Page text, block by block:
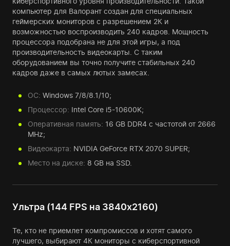
компьютер для Валорант создан для специальных
геймерских мониторов с разрешением 2К и
возможностью воспроизводить 240 кадров. Мощность
процессора подобрана не для этой игры, а под
производительность видеокарты. С таким
оборудованием вы точно получите стабильных 240
кадров даже в самых лютых замесах.
ОС: Windows 7/8/8.1/10;
Процессор: Intel Core i5-10600K;
Оперативная память: 16 GB DDR4 с частотой от 2666
MHz;
Видеокарта: NVIDIA GeForce RTX 2070 SUPER;
Место на диске: 8 GB на SSD.
Ультра (144 FPS на 3840x2160)
Те, кто не приемлет компромиссов и хотят самого
лучшего, выбирают 4К мониторы с киберспортивной